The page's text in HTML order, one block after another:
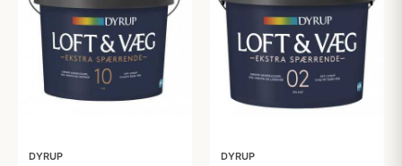
DYRUP DYRUP